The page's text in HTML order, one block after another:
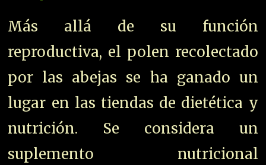
Más allá de su función
reproductiva, el polen recolectado
por las abejas se ha ganado un
lugar en las tiendas de dietética y
nutrición. Se considera un
suplemento nutricional